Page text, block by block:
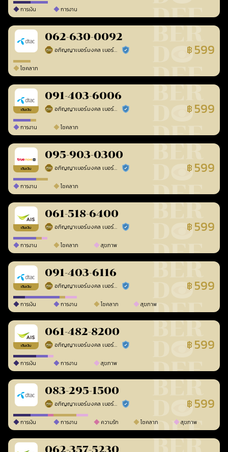
การเงิน การงาน
062-630-0092
อภิญญาเบอร์มงคล เบอร์สวยเลขศาสตร์ ร้านยืนยันแล้ว ฿ 599
โชคลาภ
เติมเงิน
091-403-6006
อภิญญาเบอร์มงคล เบอร์สวยเลขศาสตร์ ร้านยืนยันแล้ว ฿ 599
การงาน โชคลาภ
เติมเงิน
095-903-0300
อภิญญาเบอร์มงคล เบอร์สวยเลขศาสตร์ ร้านยืนยันแล้ว ฿ 599
การงาน โชคลาภ
เติมเงิน
061-518-6400
อภิญญาเบอร์มงคล เบอร์สวยเลขศาสตร์ ร้านยืนยันแล้ว ฿ 599
การงาน โชคลาภ สุขภาพ
เติมเงิน
091-403-6116
อภิญญาเบอร์มงคล เบอร์สวยเลขศาสตร์ ร้านยืนยันแล้ว ฿ 599
การเงิน การงาน โชคลาภ สุขภาพ
เติมเงิน
061-482-8200
อภิญญาเบอร์มงคล เบอร์สวยเลขศาสตร์ ร้านยืนยันแล้ว ฿ 599
การเงิน การงาน สุขภาพ
083-295-1500
อภิญญาเบอร์มงคล เบอร์สวยเลขศาสตร์ ร้านยืนยันแล้ว ฿ 599
การเงิน การงาน ความรัก โชคลาภ สุขภาพ
062-357-5230